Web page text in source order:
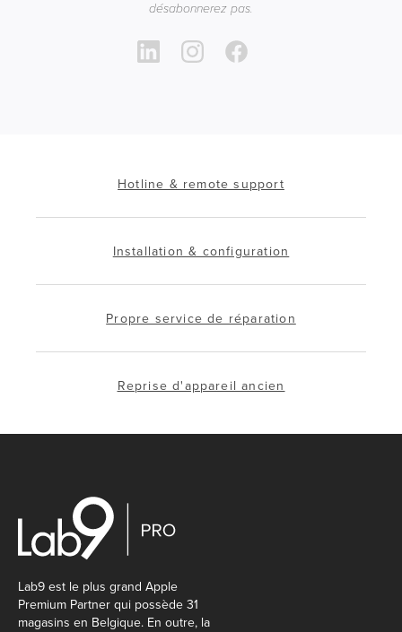
désabonnerez pas.
Hotline & remote support
Installation & configuration
Propre service de réparation
Reprise d'appareil ancien
Lab9 est le plus grand Apple
Premium Partner qui possède 31
magasins en Belgique. En outre, la